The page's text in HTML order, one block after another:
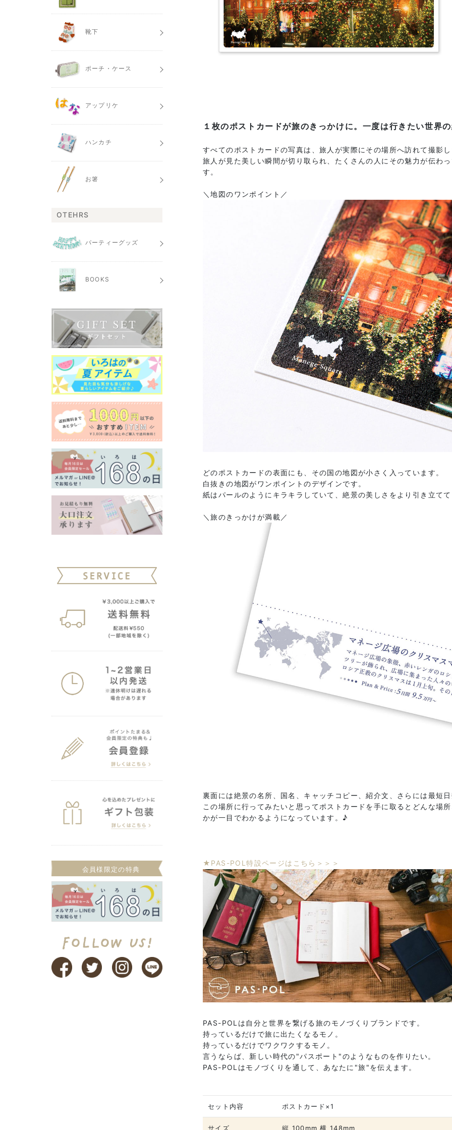
１枚のポストカードが旅のきっかけに。一度は行きたい世界
すべてのポストカードの写真は、旅人が実際にその場所へ訪れて撮影
旅人が見た美しい瞬間が切り取られ、たくさんの人にその魅力が伝わ
す。
＼地図のワンポイント／
どのポストカードの表面にも、その国の地図が小さく入っています。
白抜きの地図がワンポイントのデザインです。
紙はパールのようにキラキラしていて、絶景の美しさをより引き立て
＼旅のきっかけが満載／
裏面には絶景の名所、国名、キャッチコピー、紹介文、さらには最短
この場所に行ってみたいと思ってポストカードを手に取るとどんな場
かが一目でわかるようになっています。♪
★PAS-POL特設ページはこちら＞＞＞
PAS-POLは自分と世界を繋げる旅のモノづくりブランドです。
持っているだけで旅に出たくなるモノ。
持っているだけでワクワクするモノ。
言うならば、新しい時代の"パスポート"のようなものを作りたい。
PAS-POLはモノづくりを通して、あなたに"旅"を伝えます。
セット内容 ポストカード×1
サイズ 縦 100mm 横 148mm
靴下
ポーチ・ケース
アップリケ
ハンカチ
お箸
OTEHRS
パーティーグッズ
BOOKS
会員様限定の特典